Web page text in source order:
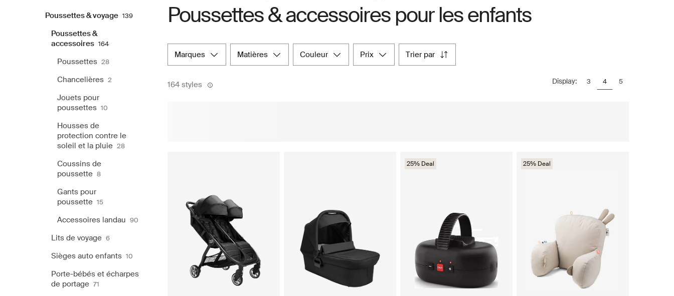
Poussettes & voyage 139
Poussettes &
accessoires 164
Poussettes 28
Chancelières 2
Jouets pour
poussettes 10
Housses de
protection contre le
soleil et la pluie 28
Coussins de
poussette 8
Gants pour
poussette 15
Accessoires landau 90
Lits de voyage 6
Sièges auto enfants 10
Porte-bébés et écharpes
de portage 71
Poussettes & accessoires pour les enfants
marques matières couleur prix trier par
164 styles Display: 3 4 5
25% Deal 25% Deal